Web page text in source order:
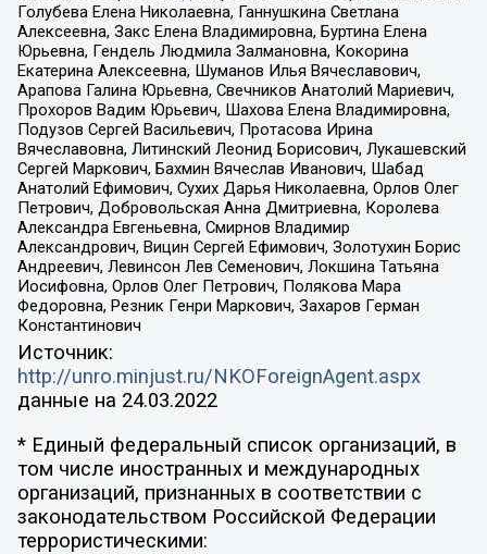
Голубева Елена Николаевна, Ганнушкина Светлана
Алексеевна, Закс Елена Владимировна, Буртина Елена
Юрьевна, Гендель Людмила Залмановна, Кокорина
Екатерина Алексеевна, Шуманов Илья Вячеславович,
Арапова Галина Юрьевна, Свечников Анатолий Мариевич,
Прохоров Вадим Юрьевич, Шахова Елена Владимировна,
Подузов Сергей Васильевич, Протасова Ирина
Вячеславовна, Литинский Леонид Борисович, Лукашевский
Сергей Маркович, Бахмин Вячеслав Иванович, Шабад
Анатолий Ефимович, Сухих Дарья Николаевна, Орлов Олег
Петрович, Добровольская Анна Дмитриевна, Королева
Александра Евгеньевна, Смирнов Владимир
Александрович, Вицин Сергей Ефимович, Золотухин Борис
Андреевич, Левинсон Лев Семенович, Локшина Татьяна
Иосифовна, Орлов Олег Петрович, Полякова Мара
Федоровна, Резник Генри Маркович, Захаров Герман
Константинович
Источник:
http://unro.minjust.ru/NKOForeignAgent.aspx
данные на 24.03.2022
* Единый федеральный список организаций, в
том числе иностранных и международных
организаций, признанных в соответствии с
законодательством Российской Федерации
террористическими: